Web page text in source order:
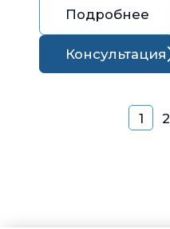
Подробнее
Консультация
1 2